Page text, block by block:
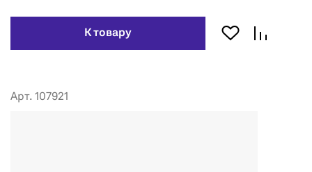
К товару
Арт. 107921